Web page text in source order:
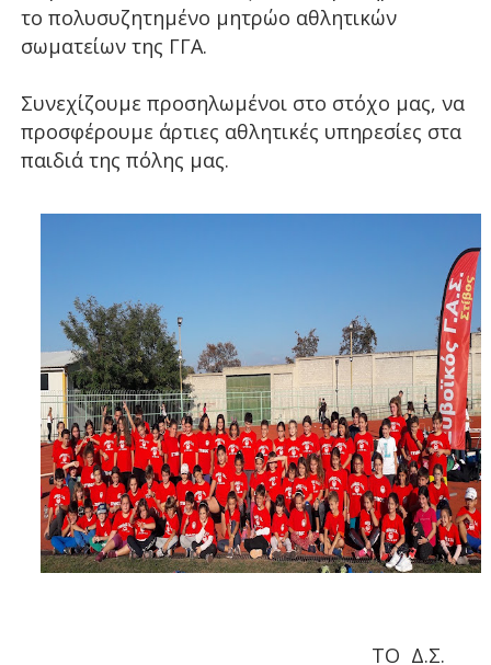
το πολυσυζητημένο μητρώο αθλητικών
σωματείων της ΓΓΑ.
Συνεχίζουμε προσηλωμένοι στο στόχο μας, να
προσφέρουμε άρτιες αθλητικές υπηρεσίες στα
παιδιά της πόλης μας.
ΤΟ Δ.Σ.